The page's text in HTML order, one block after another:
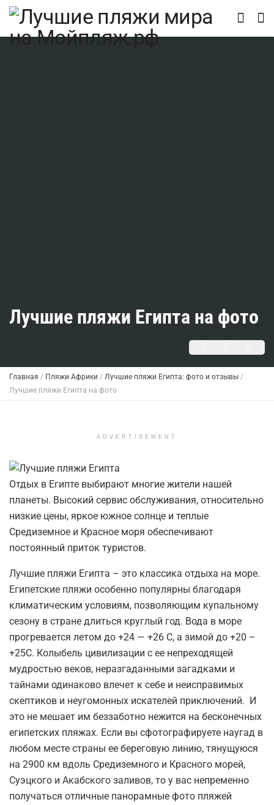
Лучшие пляжи Египта на фото
Главная / Пляжи Африки / Лучшие пляжи Египта: фото и отзывы /
Лучшие пляжи Египта на фото
ADVERTISEMENT
Отдых в Египте выбирают многие жители нашей
планеты. Высокий сервис обслуживания, относительно
низкие цены, яркое южное солнце и теплые
Средиземное и Красное моря обеспечивают
постоянный приток туристов.
Лучшие пляжи Египта – это классика отдыха на море.
Египетские пляжи особенно популярны благодаря
климатическим условиям, позволяющим купальному
сезону в стране длиться круглый год. Вода в море
прогревается летом до +24 — +26 С, а зимой до +20 –
+25С. Колыбель цивилизации с ее непреходящей
мудростью веков, неразгаданными загадками и
тайнами одинаково влечет к себе и неисправимых
скептиков и неугомонных искателей приключений. И
это не мешает им беззаботно нежится на бесконечных
египетских пляжах. Если вы сфотографируете наугад в
любом месте страны ее береговую линию, тянущуюся
на 2900 км вдоль Средиземного и Красного морей,
Суэцкого и Акабского заливов, то у вас непременно
получаться отличные панорамные фото пляжей